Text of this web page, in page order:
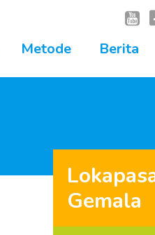
Metode Berita
Gemala